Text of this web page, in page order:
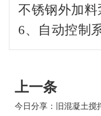
不锈钢外加料
6、自动控制
上一条
今日分享：旧混凝土搅